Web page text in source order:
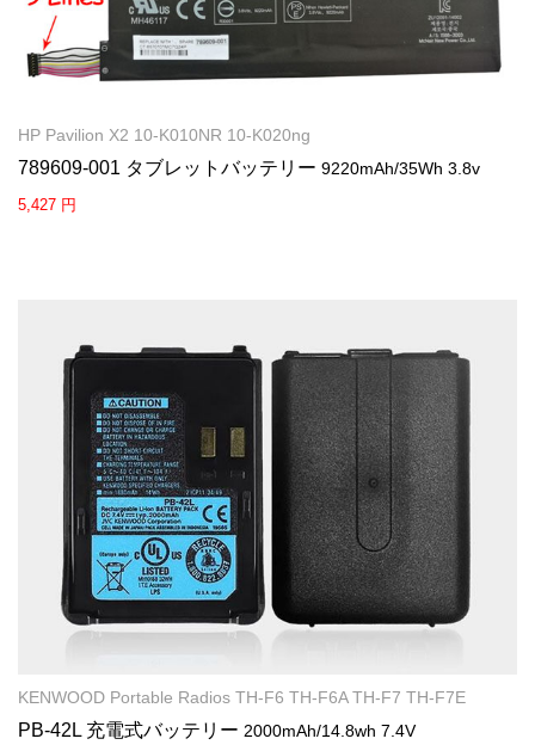
HP Pavilion X2 10-K010NR 10-K020ng
789609-001 タブレットバッテリー 9220mAh/35Wh 3.8v
5,427 円
KENWOOD Portable Radios TH-F6 TH-F6A TH-F7 TH-F7E
PB-42L 充電式バッテリー 2000mAh/14.8wh 7.4V